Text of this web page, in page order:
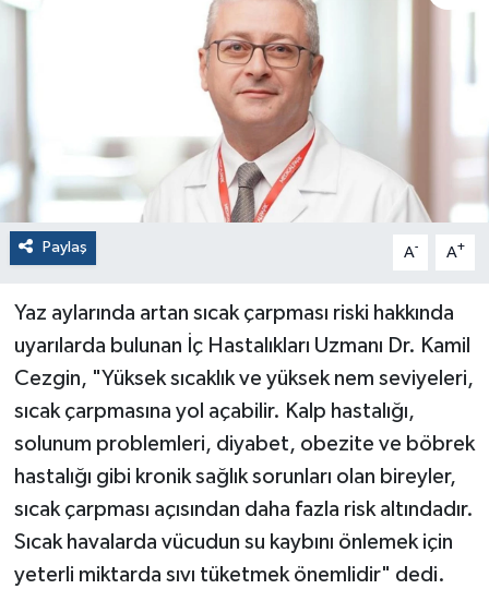
Paylaş A- A+
Yaz aylarında artan sıcak çarpması riski hakkında
uyarılarda bulunan İç Hastalıkları Uzmanı Dr. Kamil
Cezgin, "Yüksek sıcaklık ve yüksek nem seviyeleri,
sıcak çarpmasına yol açabilir. Kalp hastalığı,
solunum problemleri, diyabet, obezite ve böbrek
hastalığı gibi kronik sağlık sorunları olan bireyler,
sıcak çarpması açısından daha fazla risk altındadır.
Sıcak havalarda vücudun su kaybını önlemek için
yeterli miktarda sıvı tüketmek önemlidir" dedi.